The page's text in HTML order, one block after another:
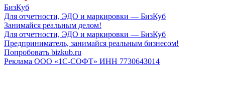
БизКуб
Для отчетности, ЭДО и маркировки — БизКуб
Занимайся реальным делом!
Для отчетности, ЭДО и маркировки — БизКуб
Предприниматель, занимайся реальным бизнесом!
Попробовать bizkub.ru
Реклама ООО «1С-СОФТ» ИНН 7730643014